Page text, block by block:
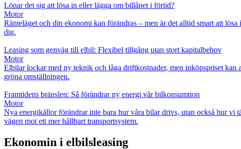
Lönar det sig att lösa in eller lägga om billånet i förtid?
Motor
Ränteläget och din ekonomi kan förändras – men är det alltid smart att
dig.
Leasing som genväg till elbil: Flexibel tillgång utan stort kapitalbehov
Motor
Elbilar lockar med ny teknik och låga driftkostnader, men inköpspriset
gröna omställningen.
Framtidens bränslen: Så förändrar ny energi vår bilkonsumtion
Motor
Nya energikällor förändrar inte bara hur våra bilar drivs, utan också hur
vägen mot ett mer hållbart transportsystem.
Ekonomin i elbilsleasing